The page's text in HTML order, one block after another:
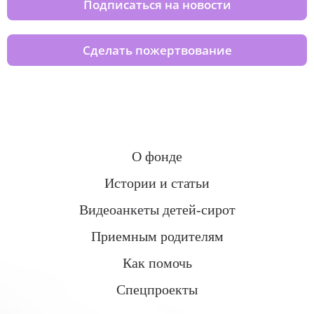
Подписаться на новости
Сделать пожертвование
О фонде
Истории и статьи
Видеоанкеты детей-сирот
Приемным родителям
Как помочь
Спецпроекты